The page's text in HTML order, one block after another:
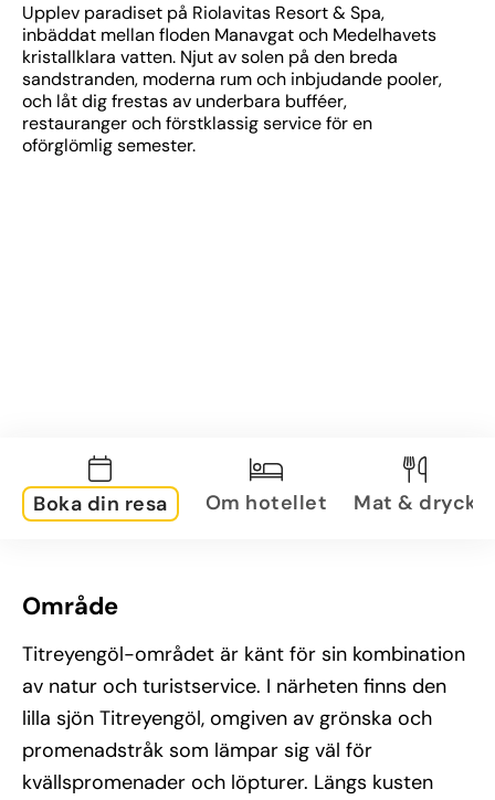
Upplev paradiset på Riolavitas Resort & Spa,
inbäddat mellan floden Manavgat och Medelhavets
kristallklara vatten. Njut av solen på den breda
sandstranden, moderna rum och inbjudande pooler,
och låt dig frestas av underbara bufféer,
restauranger och förstklassig service för en
oförglömlig semester.
Boka din resa Om hotellet Mat & dryck
Område
Titreyengöl-området är känt för sin kombination
av natur och turistservice. I närheten finns den
lilla sjön Titreyengöl, omgiven av grönska och
promenadstråk som lämpar sig väl för
kvällspromenader och löpturer. Längs kusten